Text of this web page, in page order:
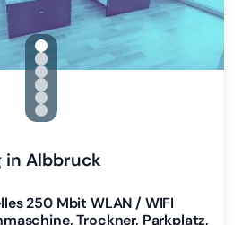
gallery.slide_selector
Zu Slide 1 wechseln
Zu Slide 2 wechseln
Zu Slide 3 wechseln
Zu Slide 4 wechseln
Zu Slide 5 wechseln
Zu Slide 6 wechseln
in Albbruck
250 Mbit WLAN / WIFI
Trockner, Parkplatz,